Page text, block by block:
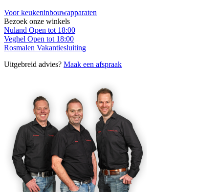
Voor keukeninbouwapparaten
Bezoek onze winkels
Nuland Open tot 18:00
Veghel Open tot 18:00
Rosmalen Vakantiesluiting
Uitgebreid advies? Maak een afspraak